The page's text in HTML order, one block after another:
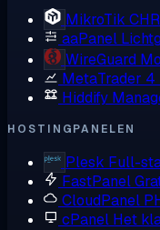
MikroTik CHR
aaPanel
WireGuard
MetaTrader 4
Hiddify
HOSTINGPANELEN
Plesk Full-
FastPanel
CloudPanel
cPanel Het